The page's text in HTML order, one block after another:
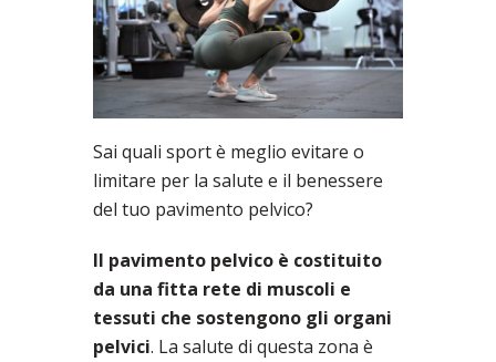
Sai quali sport è meglio evitare o
limitare per la salute e il benessere
del tuo pavimento pelvico?
Il pavimento pelvico è costituito
da una fitta rete di muscoli e
tessuti che sostengono gli organi
pelvici. La salute di questa zona è